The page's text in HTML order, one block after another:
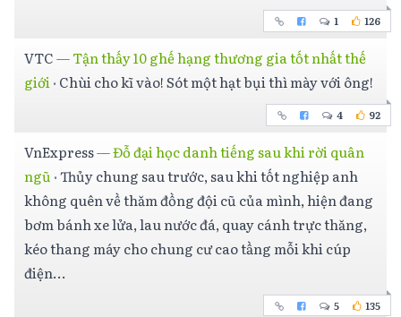
1 126
VTC—Tận thấy 10 ghế hạng thương gia tốt nhất thế
giới· Chùi cho kĩ vào! Sót một hạt bụi thì mày với ông!
4 92
VnExpress—Đỗ đại học danh tiếng sau khi rời quân
ngũ ·Thủy chung sau trước, sau khi tốt nghiệp anh
không quên về thăm đồng đội cũ của mình, hiện đang
bơm bánh xe lửa, lau nước đá, quay cánh trực thăng,
kéo thang máy cho chung cư cao tầng mỗi khi cúp
điện...
5 135